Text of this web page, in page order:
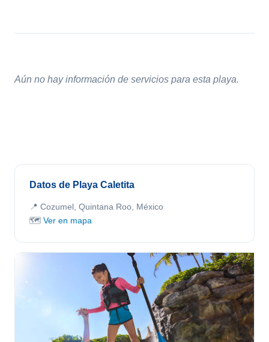
Aún no hay información de servicios para esta playa.
Datos de Playa Caletita
📍 Cozumel, Quintana Roo, México
🗺️ Ver en mapa